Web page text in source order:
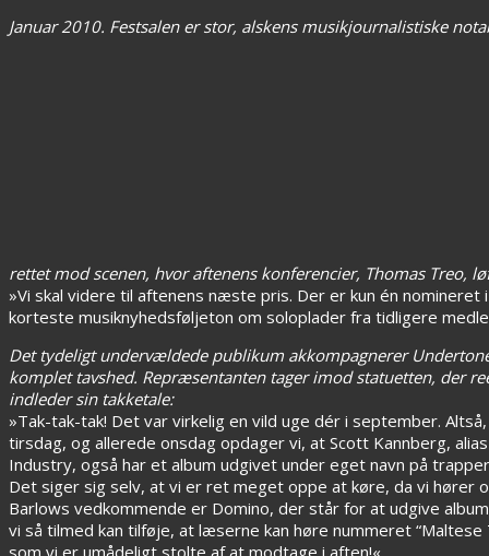
Januar 2010. Festsalen er stor, alskens musikjournalistiske
rettet mod scenen, hvor aftenens konferencier, Thomas Treo,
»Vi skal videre til aftenens næste pris. Der er kun én
korteste musiknyhedsføljeton om soloplader fra tidligere
Det tydeligt undervældede publikum akkompagnerer
komplet tavshed. Repræsentanten tager imod statuetten, der
indleder sin takketale:
»Tak-tak-tak! Det var virkelig en vild uge dér i september.
tirsdag, og allerede onsdag opdager vi, at Scott Kannberg,
Industry, også har et album udgivet under eget navn på
Det siger sig selv, at vi er ret meget oppe at køre, da vi hører
Barlows vedkommende er Domino, der står for at udgive
vi så tilmed kan tilføje, at læserne kan høre nummeret
som vi er umådeligt stolte af at modtage i aften!«